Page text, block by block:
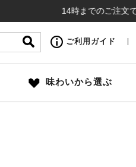
14時までのご注文で当
ご利用ガイド
味わいから選ぶ